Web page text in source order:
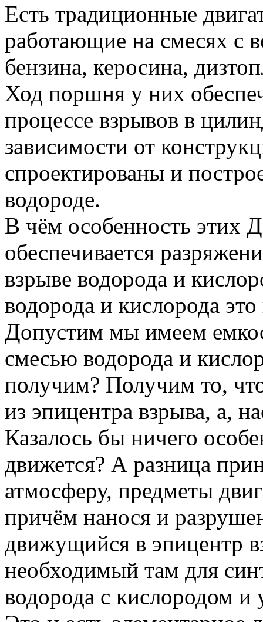
Есть традиционные
работающие на смесях с
бензина, керосина,
Ход поршня у них
процессе взрывов в
зависимости от
спроектированы и
водороде.
В чём особенность этих
обеспечивается
взрыве водорода и
водорода и кислорода
Допустим мы имеем
смесью водорода и
получим? Получим то,
из эпицентра взрыва, а,
Казалось бы ничего
движется? А разница
атмосферу, предметы
причём нанося и
движущийся в эпицентр
необходимый там для
водорода с кислородом